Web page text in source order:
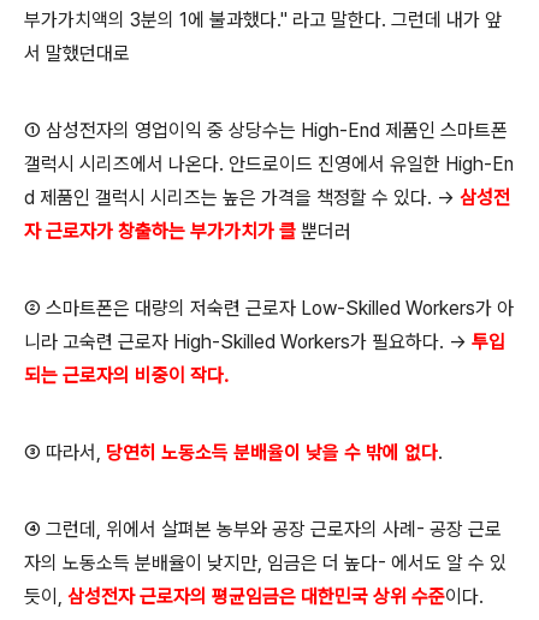
부가가치액의 3분의 1에 불과했다." 라고 말한다. 그런데 내가 앞
서 말했던대로
① 삼성전자의 영업이익 중 상당수는 High-End 제품인 스마트폰
갤럭시 시리즈에서 나온다. 안드로이드 진영에서 유일한 High-En
d 제품인 갤럭시 시리즈는 높은 가격을 책정할 수 있다. → 삼성전
자 근로자가 창출하는 부가가치가 클 뿐더러
② 스마트폰은 대량의 저숙련 근로자 Low-Skilled Workers가 아
니라 고숙련 근로자 High-Skilled Workers가 필요하다. → 투입
되는 근로자의 비중이 작다.
③ 따라서, 당연히 노동소득 분배율이 낮을 수 밖에 없다.
④ 그런데, 위에서 살펴본 농부와 공장 근로자의 사례- 공장 근로
자의 노동소득 분배율이 낮지만, 임금은 더 높다- 에서도 알 수 있
듯이, 삼성전자 근로자의 평균임금은 대한민국 상위 수준이다.